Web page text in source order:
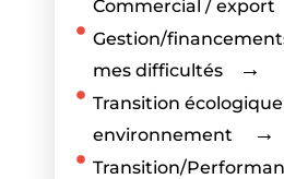
Commercial / export
Gestion/
mes difficultés
Transition
environnement
Transition/